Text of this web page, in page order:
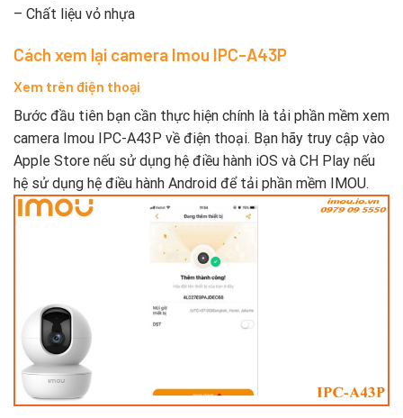
– Chất liệu vỏ nhựa
Cách xem lại camera Imou IPC-A43P
Xem trên điện thoại
Bước đầu tiên bạn cần thực hiện chính là tải phần mềm xem
camera Imou IPC-A43P về điện thoại. Bạn hãy truy cập vào
Apple Store nếu sử dụng hệ điều hành iOS và CH Play nếu
hệ sử dụng hệ điều hành Android để tải phần mềm IMOU.